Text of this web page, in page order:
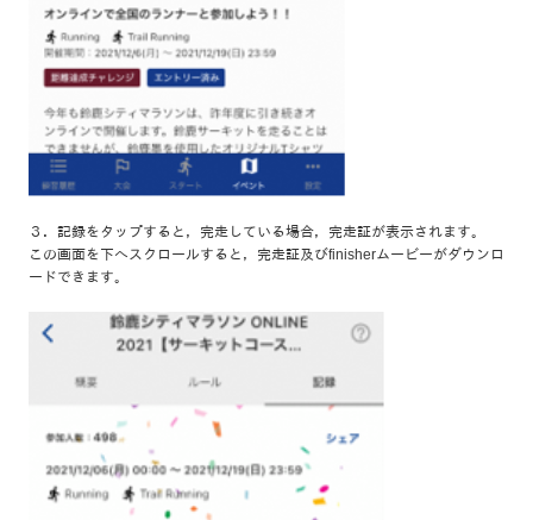
３．記録をタップすると，完走している場合，完走証が表示されます。
この画面を下へスクロールすると，完走証及びfinisherムービーがダウンロ
ードできます。